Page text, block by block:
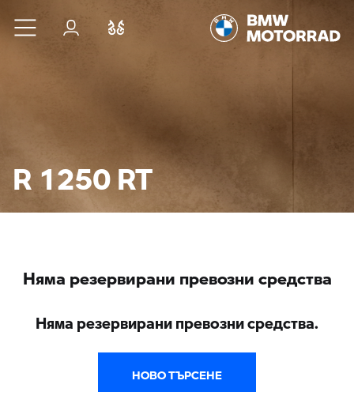
Към основното съдържание
Вход
R 1250 RT
Няма резервирани превозни средства
Няма резервирани превозни средства.
НОВО ТЪРСЕНЕ